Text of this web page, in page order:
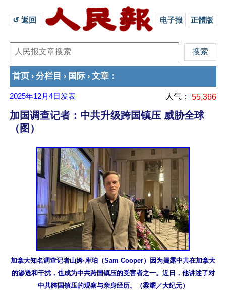
↺ 返回 电子报 正體版
首页 › 分栏目 › 国际 › 文章 ：
2025年12月4日 发表 人气： 55,366
加国调查记者：中共升级跨国镇压 威胁全球
（图）
加拿大知名调查记者山姆·库珀（Sam Cooper）因为揭露中共在加拿大
的渗透和干扰，也成为中共跨国镇压的受害者之一。近日，他讲述了对
中共跨国镇压的观察与亲身经历。（梁耀／大纪元）